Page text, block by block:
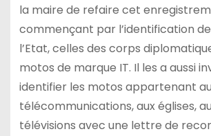
la maire de refaire cet
commençant par l’identification
l’Etat, celles des corps
motos de marque IT. Il les a aussi
identifier les motos appartenant
télécommunications, aux églises,
télévisions avec une lettre de